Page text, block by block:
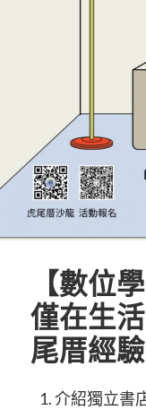
【數位
僅在生
尾厝經
介紹獨立書